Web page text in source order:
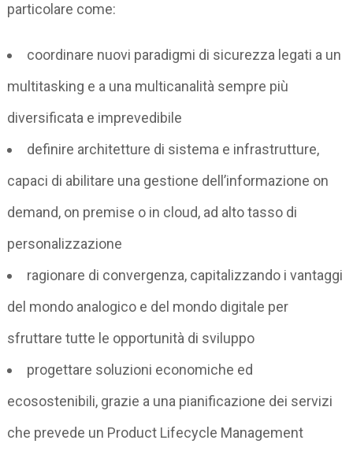
particolare come:
coordinare nuovi paradigmi di sicurezza legati a un
multitasking e a una multicanalità sempre più
diversificata e imprevedibile
definire architetture di sistema e infrastrutture,
capaci di abilitare una gestione dell’informazione on
demand, on premise o in cloud, ad alto tasso di
personalizzazione
ragionare di convergenza, capitalizzando i vantaggi
del mondo analogico e del mondo digitale per
sfruttare tutte le opportunità di sviluppo
progettare soluzioni economiche ed
ecosostenibili, grazie a una pianificazione dei servizi
che prevede un Product Lifecycle Management